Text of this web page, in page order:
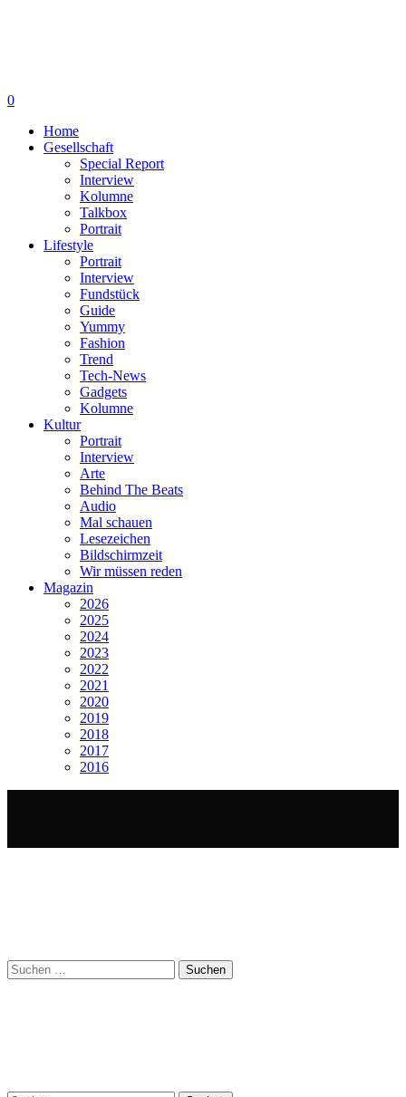
0
Home
Gesellschaft
Special Report
Interview
Kolumne
Talkbox
Portrait
Lifestyle
Portrait
Interview
Fundstück
Guide
Yummy
Fashion
Trend
Tech-News
Gadgets
Kolumne
Kultur
Portrait
Interview
Arte
Behind The Beats
Audio
Mal schauen
Lesezeichen
Bildschirmzeit
Wir müssen reden
Magazin
2026
2025
2024
2023
2022
2021
2020
2019
2018
2017
2016
Suchen
nach: